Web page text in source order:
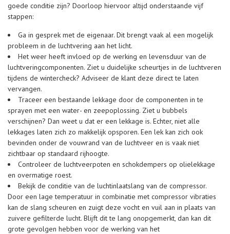
goede conditie zijn? Doorloop hiervoor altijd onderstaande vijf
stappen:
Ga in gesprek met de eigenaar. Dit brengt vaak al een mogelijk
probleem in de luchtvering aan het licht.
Het weer heeft invloed op de werking en levensduur van de
luchtveringcomponenten. Ziet u duidelijke scheurtjes in de luchtveren
tijdens de wintercheck? Adviseer de klant deze direct te laten
vervangen.
Traceer een bestaande lekkage door de componenten in te
sprayen met een water- en zeepoplossing. Ziet u bubbels
verschijnen? Dan weet u dat er een lekkage is. Echter, niet alle
lekkages laten zich zo makkelijk opsporen. Een lek kan zich ook
bevinden onder de vouwrand van de luchtveer en is vaak niet
zichtbaar op standaard rijhoogte.
Controleer de luchtveerpoten en schokdempers op olielekkage
en overmatige roest.
Bekijk de conditie van de luchtinlaatslang van de compressor.
Door een lage temperatuur in combinatie met compressor vibraties
kan de slang scheuren en zuigt deze vocht en vuil aan in plaats van
zuivere gefilterde lucht. Blijft dit te lang onopgemerkt, dan kan dit
grote gevolgen hebben voor de werking van het